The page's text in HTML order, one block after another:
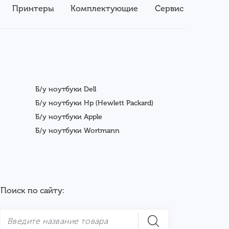
Принтеры Комплектующие Сервис
Б/у ноутбуки Dell
Б/у ноутбуки Hp (Hewlett Packard)
Б/у ноутбуки Apple
Б/у ноутбуки Wortmann
Поиск по сайту: